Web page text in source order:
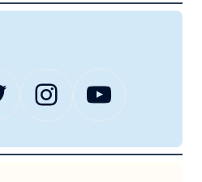
Instagram YouTube